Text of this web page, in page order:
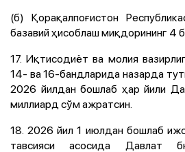
(б) Қорақалпоғистон
базавий ҳисоблаш миқдорининг 4
17. Иқтисодиёт ва молия
14- ва 16-бандларида назарда
2026 йилдан бошлаб ҳар йили
миллиард сўм ажратсин.
18. 2026 йил 1 июлдан бошлаб
тавсияси асосида Давлат